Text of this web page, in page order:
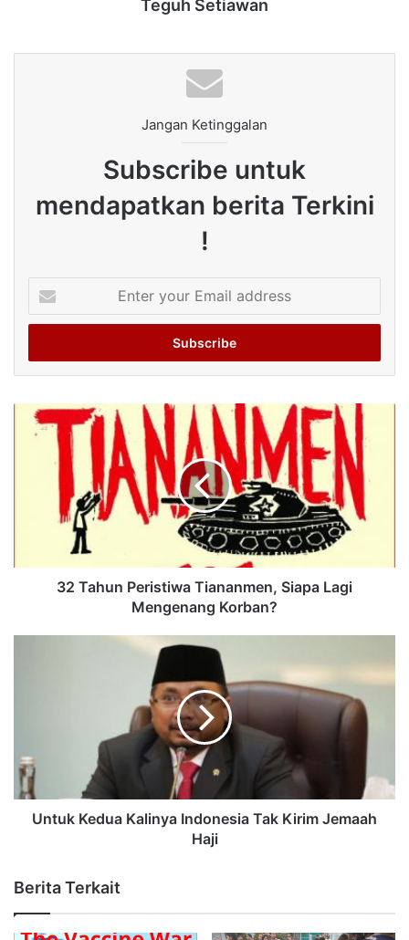
Teguh Setiawan
Jangan Ketinggalan
Subscribe untuk
mendapatkan berita Terkini
!
your
Email
32 Tahun Peristiwa Tiananmen, Siapa Lagi
Mengenang Korban?
Untuk Kedua Kalinya Indonesia Tak Kirim Jemaah
Haji
Berita Terkait